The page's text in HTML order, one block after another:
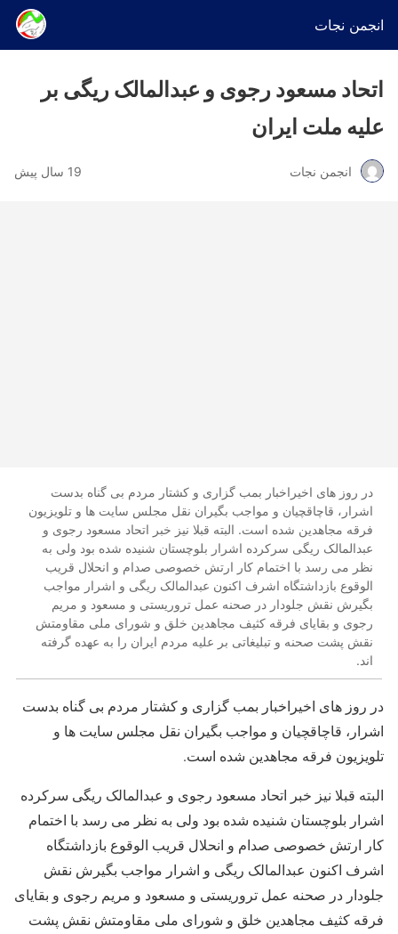
انجمن نجات
اتحاد مسعود رجوی و عبدالمالک ریگی بر
علیه ملت ایران
انجمن نجات 19 سال پیش
در روز های اخیراخبار بمب گزاری و کشتار مردم بی گناه بدست
اشرار، قاچاقچیان و مواجب بگیران نقل مجلس سایت ها و تلویزیون
فرقه مجاهدین شده است. البته قبلا نیز خبر اتحاد مسعود رجوی و
عبدالمالک ریگی سرکرده اشرار بلوچستان شنیده شده بود ولی به
نظر می رسد با اختمام کار ارتش خصوصی صدام و انحلال قریب
الوقوع بازداشتگاه اشرف اکنون عبدالمالک ریگی و اشرار مواجب
بگیرش نقش جلودار در صحنه عمل تروریستی و مسعود و مریم
رجوی و بقایای فرقه کثیف مجاهدین خلق و شورای ملی مقاومتش
نقش پشت صحنه و تبلیغاتی بر علیه مردم ایران را به عهده گرفته
اند.
در روز های اخیراخبار بمب گزاری و کشتار مردم بی گناه بدست
اشرار، قاچاقچیان و مواجب بگیران نقل مجلس سایت ها و
تلویزیون فرقه مجاهدین شده است.
البته قبلا نیز خبر اتحاد مسعود رجوی و عبدالمالک ریگی سرکرده
اشرار بلوچستان شنیده شده بود ولی به نظر می رسد با اختمام
کار ارتش خصوصی صدام و انحلال قریب الوقوع بازداشتگاه
اشرف اکنون عبدالمالک ریگی و اشرار مواجب بگیرش نقش
جلودار در صحنه عمل تروریستی و مسعود و مریم رجوی و بقایای
فرقه کثیف مجاهدین خلق و شورای ملی مقاومتش نقش پشت